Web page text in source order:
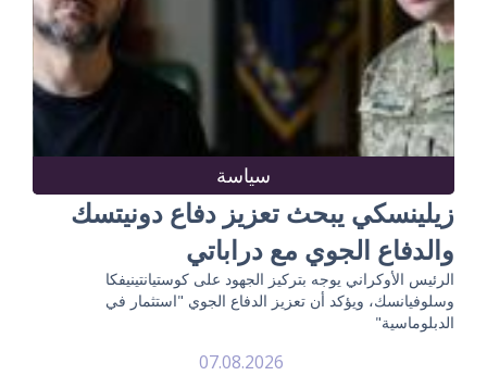
سياسة
زيلينسكي يبحث تعزيز دفاع دونيتسك
والدفاع الجوي مع دراباتي
الرئيس الأوكراني يوجه بتركيز الجهود على كوستيانتينيفكا
وسلوفيانسك، ويؤكد أن تعزيز الدفاع الجوي "استثمار في
الدبلوماسية"
07.08.2026